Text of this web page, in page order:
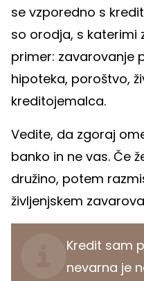
se vzporedno s
so orodja, s katerimi
primer: zavarovanje
hipoteka, poroštvo,
kreditojemalca.
Vedite, da zgoraj
banko in ne vas. Če
družino, potem
življenjskem
Kredit sam
nevarna je